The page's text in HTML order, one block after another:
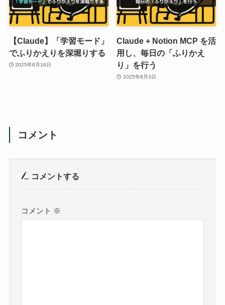
【Claude】「学習モード」
でふりかえりを深堀りする
2025年8月16日
Claude + Notion MCP を活
用し、毎日の「ふりかえ
り」を行う
2025年8月3日
コメント
コメントする
コメント ※